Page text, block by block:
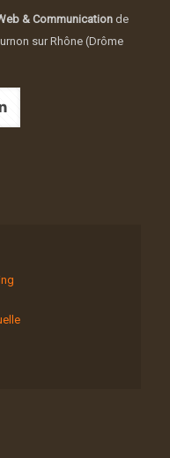
& Communication de
sur Rhône (Drôme